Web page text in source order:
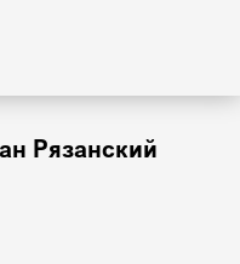
Рязанский